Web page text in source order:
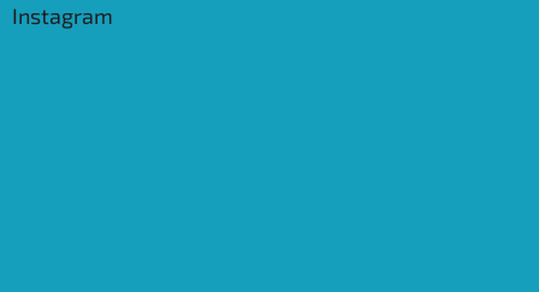
Instagram